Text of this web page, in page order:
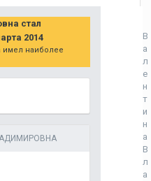
стал
2014
имел наиболее
В
а
л
е
н
т
и
н
а
В
л
а